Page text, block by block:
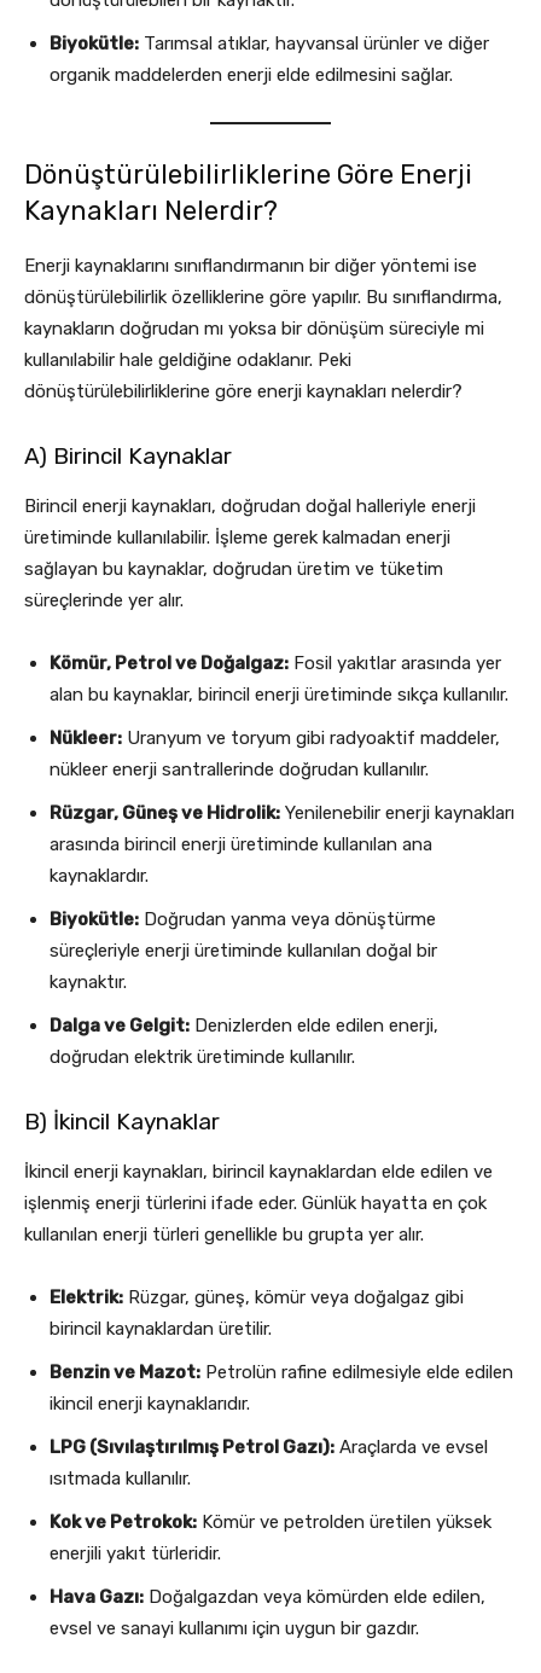
Biyokütle: Tarımsal atıklar, hayvansal ürünler ve diğer
organik maddelerden enerji elde edilmesini sağlar.
Dönüştürülebilirliklerine Göre Enerji
Kaynakları Nelerdir?
Enerji kaynaklarını sınıflandırmanın bir diğer yöntemi ise
dönüştürülebilirlik özelliklerine göre yapılır. Bu sınıflandırma,
kaynakların doğrudan mı yoksa bir dönüşüm süreciyle mi
kullanılabilir hale geldiğine odaklanır. Peki
dönüştürülebilirliklerine göre enerji kaynakları nelerdir?
A) Birincil Kaynaklar
Birincil enerji kaynakları, doğrudan doğal halleriyle enerji
üretiminde kullanılabilir. İşleme gerek kalmadan enerji
sağlayan bu kaynaklar, doğrudan üretim ve tüketim
süreçlerinde yer alır.
Kömür, Petrol ve Doğalgaz: Fosil yakıtlar arasında yer
alan bu kaynaklar, birincil enerji üretiminde sıkça kullanılır.
Nükleer: Uranyum ve toryum gibi radyoaktif maddeler,
nükleer enerji santrallerinde doğrudan kullanılır.
Rüzgar, Güneş ve Hidrolik: Yenilenebilir enerji kaynakları
arasında birincil enerji üretiminde kullanılan ana
kaynaklardır.
Biyokütle: Doğrudan yanma veya dönüştürme
süreçleriyle enerji üretiminde kullanılan doğal bir
kaynaktır.
Dalga ve Gelgit: Denizlerden elde edilen enerji,
doğrudan elektrik üretiminde kullanılır.
B) İkincil Kaynaklar
İkincil enerji kaynakları, birincil kaynaklardan elde edilen ve
işlenmiş enerji türlerini ifade eder. Günlük hayatta en çok
kullanılan enerji türleri genellikle bu grupta yer alır.
Elektrik: Rüzgar, güneş, kömür veya doğalgaz gibi
birincil kaynaklardan üretilir.
Benzin ve Mazot: Petrolün rafine edilmesiyle elde edilen
ikincil enerji kaynaklarıdır.
LPG (Sıvılaştırılmış Petrol Gazı): Araçlarda ve evsel
ısıtmada kullanılır.
Kok ve Petrokok: Kömür ve petrolden üretilen yüksek
enerjili yakıt türleridir.
Hava Gazı: Doğalgazdan veya kömürden elde edilen,
evsel ve sanayi kullanımı için uygun bir gazdır.